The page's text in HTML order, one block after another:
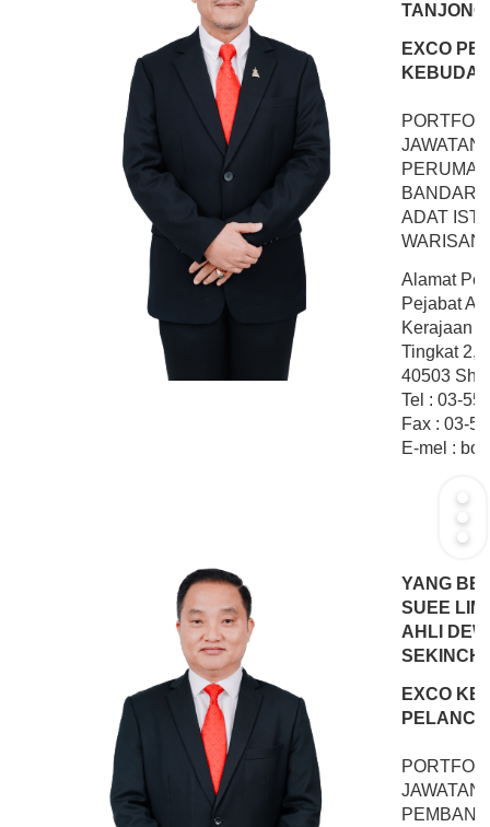
EXCO
BANDAR
ADAT
WARISAN
Alamat
Pejabat
Kerajaan
Tingkat 2,
40503
Tel : 03-
Fax : 03-
E-mel :
YANG
SUEE LIM
AHLI
EXCO